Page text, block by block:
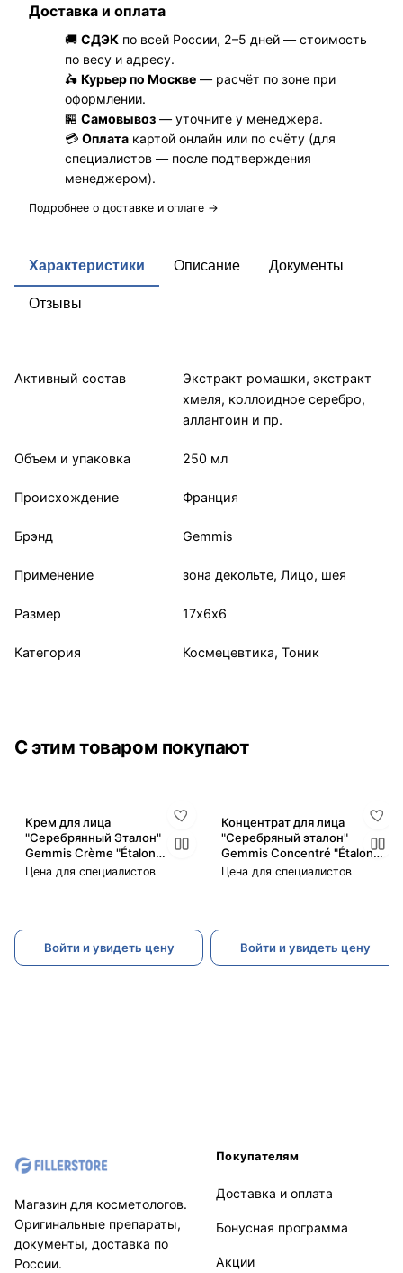
Доставка и оплата
🚚 СДЭК по всей России, 2–5 дней — стоимость
по весу и адресу.
🛵 Курьер по Москве — расчёт по зоне при
оформлении.
🏪 Самовывоз — уточните у менеджера.
💳 Оплата картой онлайн или по счёту (для
специалистов — после подтверждения
менеджером).
Подробнее о доставке и оплате →
Характеристики Описание Документы
Отзывы
Активный состав
Экстракт ромашки, экстракт
хмеля, коллоидное серебро,
аллантоин и пр.
Объем и упаковка 250 мл
Происхождение Франция
Брэнд Gemmis
Применение зона декольте, Лицо, шея
Размер 17х6х6
Категория Космецевтика, Тоник
С этим товаром покупают
Крем для лица
"Серебрянный Эталон"
Gemmis Crème "Étalon
D'Argent" 50мл (Джеммис)
Цена для специалистов
Войти и увидеть цену
Концентрат для лица
"Серебряный эталон"
Gemmis Concentré "Étalon
D'Argent" 30мл (Джеммис)
Цена для специалистов
Войти и увидеть цену
Магазин для косметологов.
Оригинальные препараты,
документы, доставка по
России.
Покупателям
Доставка и оплата
Бонусная программа
Акции